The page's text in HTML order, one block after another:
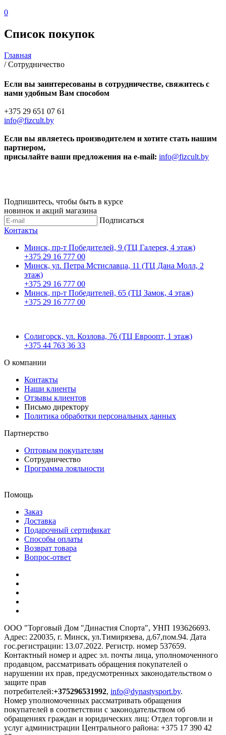
0
Список покупок
Главная
/ Сотрудничество
Если вы заинтересованы в сотрудничестве, свяжитесь с
нами удобным Вам способом
+375 29 651 07 61
info@fizcult.by
Если вы являетесь производителем и хотите стать нашим
партнером,
присылайте ваши предложения на e-mail: info@fizcult.by
Подпишитесь, чтобы быть в курсе
новинок и акций магазина
Подписаться
Контакты
Минск, пр-т Победителей, 9 (ТЦ Галерея, 4 этаж)
+375 29 16 777 00
Минск, ул. Петра Мстиславца, 11 (ТЦ Дана Молл, 2
этаж)
+375 29 16 777 00
Минск, пр-т Победителей, 65 (ТЦ Замок, 4 этаж)
+375 29 16 777 00
Солигорск, ул. Козлова, 76 (ТЦ Евроопт, 1 этаж)
+375 44 763 36 33
О компании
Контакты
Наши клиенты
Отзывы клиентов
Письмо директору
Политика обработки персональных данных
Партнерство
Оптовым покупателям
Сотрудничество
Программа лояльности
Помощь
Заказ
Доставка
Подарочный сертификат
Способы оплаты
Возврат товара
Вопрос-ответ
ООО "Торговый Дом "Династия Спорта", УНП 193626693.
Адрес: 220035, г. Минск, ул.Тимирязева, д.67,пом.94. Дата
гос.регистрации: 13.07.2022. Регистр. номер 537659.
Контактный номер и адрес эл. почты лица, уполномоченного
продавцом, рассматривать обращения покупателей о
нарушении их прав, предусмотренных законодательством о
защите прав
потребителей:+375296531992, info@dynastysport.by.
Номер уполномоченных рассматривать обращения
покупателей в соответствии с законодательством об
обращениях граждан и юридических лиц: Отдел торговли и
услуг администрации Центрального района: +375 17 390 42